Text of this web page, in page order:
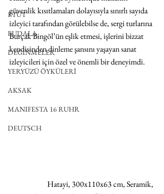
ETÜT
BUDALA
DEĞİNMELER
YERYÜZÜ ÖYKÜLERİ
AKSAK
MANIFESTA 16 RUHR
DEUTSCH
güvenlik kısıtlamaları dolayısıyla sınırlı sayıda
izleyici tarafından görülebilse de, sergi turlarına
Burçak Bingöl’ün eşlik etmesi, işlerini bizzat
kendisinden dinleme şansını yaşayan sanat
izleyicileri için özel ve önemli bir deneyimdi.
Hatayi, 300x110x63 cm, Seramik,